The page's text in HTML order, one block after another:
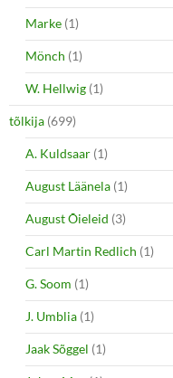
Marke (1)
Mönch (1)
W. Hellwig (1)
tõlkija (699)
A. Kuldsaar (1)
August Läänela (1)
August Õieleid (3)
Carl Martin Redlich (1)
G. Soom (1)
J. Umblia (1)
Jaak Sõggel (1)